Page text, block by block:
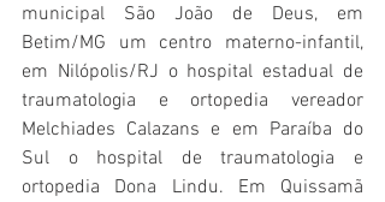
municipal São João de Deus, em
Betim/MG um centro materno-infantil,
em Nilópolis/RJ o hospital estadual de
traumatologia e ortopedia vereador
Melchiades Calazans e em Paraíba do
Sul o hospital de traumatologia e
ortopedia Dona Lindu. Em Quissamã